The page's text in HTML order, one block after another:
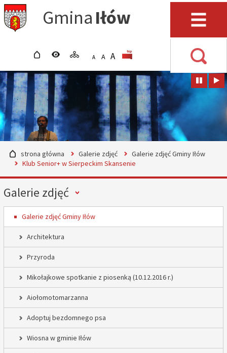
Przejdź do głównego
menu
Przejdź do treści
Przejdź do wyszukiwarki
Przejdź do mapy serwisu
Gmina Iłów Menu
strona głównawersja kontrastowa
mapa serwisu
APOMNIEJSZ CZCIONKĘ
A STANDARDOWY ROZMIAR
A POWIĘKSZ CZCIONKĘ
rozmiar czcionki
strona główna Galerie zdjęć
Galerie zdjęć Gminy Iłów
Klub Senior+ w Sierpeckim Skansenie
Menu
Galerie zdjęć
Galerie zdjęć Gminy Iłów
Architektura
Przyroda
Mikołajkowe spotkanie z piosenką (10.12.2016 r.)
Aiołomotomarzanna
Adoptuj bezdomnego psa
Wiosna w gminie Iłów